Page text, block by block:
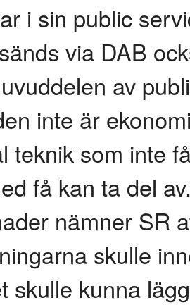
i sin public
via DAB
av
inte är
teknik som inte
få kan ta del
nämner SR
skulle
skulle kunna